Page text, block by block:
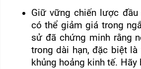
Giữ vững chiến lược
có thể giảm giá trong
sử đã chứng minh rằng
trong dài hạn, đặc biệt
khủng hoảng kinh tế.